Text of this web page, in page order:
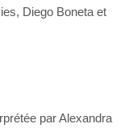
Diego Boneta et
par Alexandra